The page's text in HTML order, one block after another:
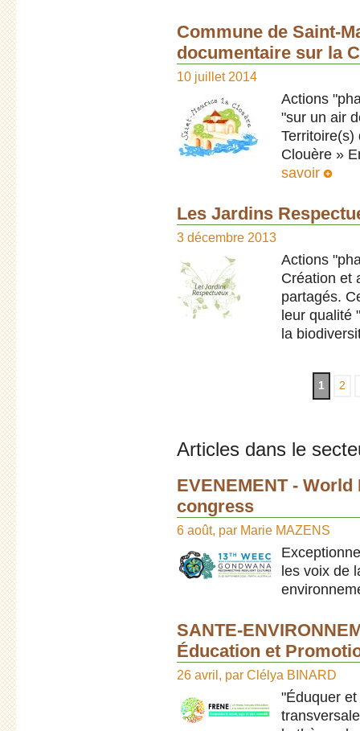
Commune de Saint-
documentaire sur la
10 juillet 2014
Actions
"sur un air
Territoire(s)
Clouère »
savoir
Les Jardins
3 décembre 2013
Actions
Création et
partagés.
leur qualité
la
1 2
Articles dans le
EVENEMENT -
congress
6 août, par Marie MAZENS
les voix de
SANTE-
Éducation et
26 avril, par Clélya BINARD
"Éduquer